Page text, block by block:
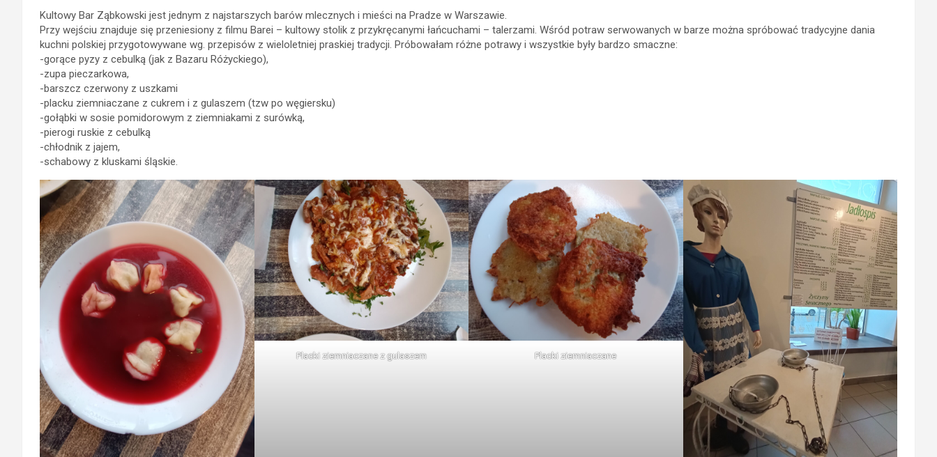
Kultowy Bar Ząbkowski jest jednym z najstarszych barów mlecznych i mieści na Pradze w Warszawie.
Przy wejściu znajduje się przeniesiony z filmu Barei – kultowy stolik z przykręcanymi łańcuchami – talerzami. Wśród potraw serwowanych w barze można spróbować tradycyjne dania
kuchni polskiej przygotowywane wg. przepisów z wieloletniej praskiej tradycji. Próbowałam różne potrawy i wszystkie były bardzo smaczne:
-gorące pyzy z cebulką (jak z Bazaru Różyckiego),
-zupa pieczarkowa,
-barszcz czerwony z uszkami
-placku ziemniaczane z cukrem i z gulaszem (tzw po węgiersku)
-gołąbki w sosie pomidorowym z ziemniakami z surówką,
-pierogi ruskie z cebulką
-chłodnik z jajem,
-schabowy z kluskami śląskie.
Placki ziemniaczane z gulaszem Placki ziemniaczane